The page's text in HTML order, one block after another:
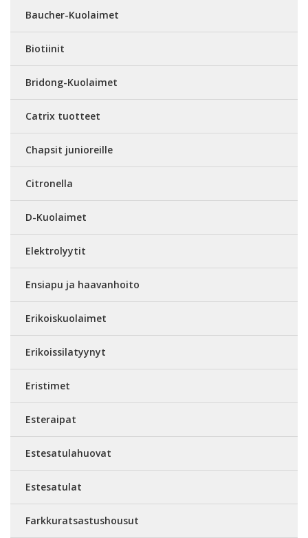
Baucher-Kuolaimet
Biotiinit
Bridong-Kuolaimet
Catrix tuotteet
Chapsit junioreille
Citronella
D-Kuolaimet
Elektrolyytit
Ensiapu ja haavanhoito
Erikoiskuolaimet
Erikoissilatyynyt
Eristimet
Esteraipat
Estesatulahuovat
Estesatulat
Farkkuratsastushousut